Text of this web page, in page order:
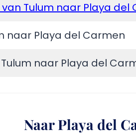
van Tulum naar Playa del
naar Playa del Carmen
naar Playa del
Naar Playa del